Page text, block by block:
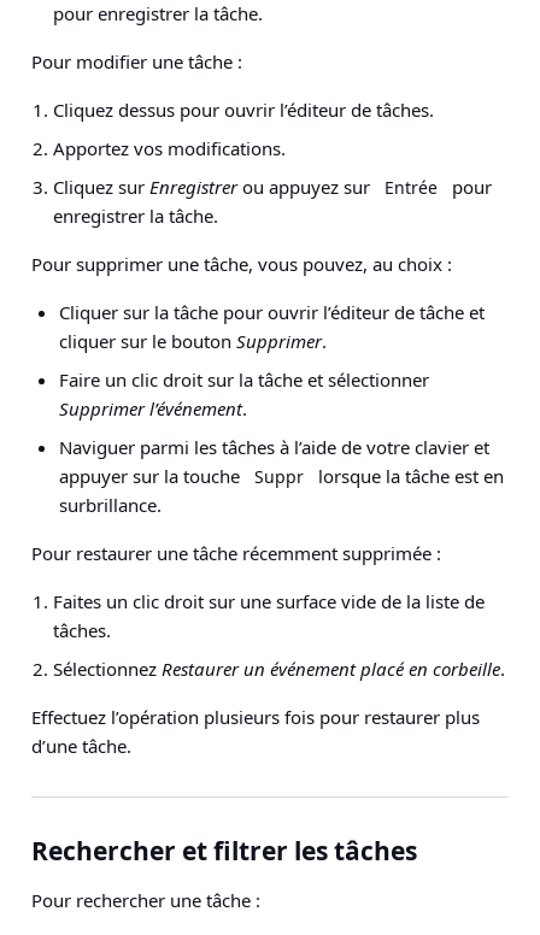
pour enregistrer la tâche.
Pour modifier une tâche :
Cliquez dessus pour ouvrir l’éditeur de tâches.
Apportez vos modifications.
Cliquez sur Enregistrerou appuyez sur Entrée
pour
enregistrer la tâche.
Pour supprimer une tâche, vous pouvez, au choix :
Cliquer sur la tâche pour ouvrir l’éditeur de tâche et
cliquer sur le bouton Supprimer.
Faire un clic droit sur la tâche et sélectionner
Supprimer l’événement.
Naviguer parmi les tâches à l’aide de votre clavier et
appuyer sur la touche
Suppr
lorsque la tâche est en
surbrillance.
Pour restaurer une tâche récemment supprimée :
Faites un clic droit sur une surface vide de la liste de
tâches.
Sélectionnez Restaurer un événement placé en corbeille.
Effectuez l’opération plusieurs fois pour restaurer plus
d’une tâche.
Rechercher et filtrer les tâches
Pour rechercher une tâche :